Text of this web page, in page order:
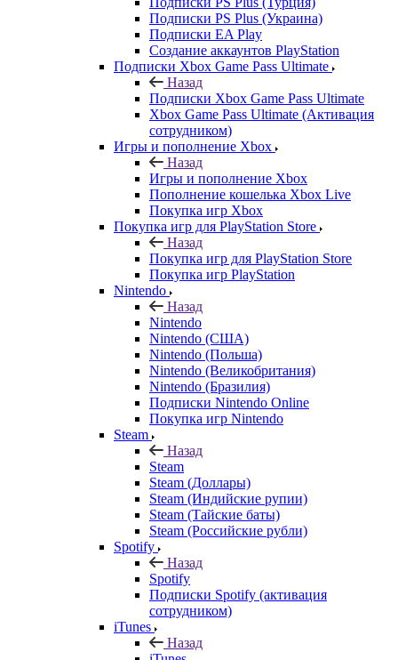
Подписки PS Plus (Украина)
Подписки EA Play
Создание аккаунтов PlayStation
Подписки Xbox Game Pass Ultimate
Назад
Подписки Xbox Game Pass Ultimate
Xbox Game Pass Ultimate (Активация
сотрудником)
Игры и пополнение Xbox
Назад
Игры и пополнение Xbox
Пополнение кошелька Xbox Live
Покупка игр Xbox
Покупка игр для PlayStation Store
Назад
Покупка игр для PlayStation Store
Покупка игр PlayStation
Nintendo
Назад
Nintendo
Nintendo (США)
Nintendo (Польша)
Nintendo (Великобритания)
Nintendo (Бразилия)
Подписки Nintendo Online
Покупка игр Nintendo
Steam
Назад
Steam
Steam (Доллары)
Steam (Индийские рупии)
Steam (Тайские баты)
Steam (Российские рубли)
Spotify
Назад
Spotify
Подписки Spotify (активация
сотрудником)
iTunes
Назад